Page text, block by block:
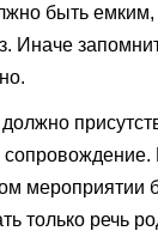
быть емким,
Иначе
сопровождение.
мероприятии
только речь